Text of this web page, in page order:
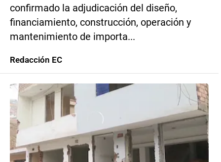
confirmado la adjudicación del diseño,
financiamiento, construcción, operación y
mantenimiento de importa...
Redacción EC